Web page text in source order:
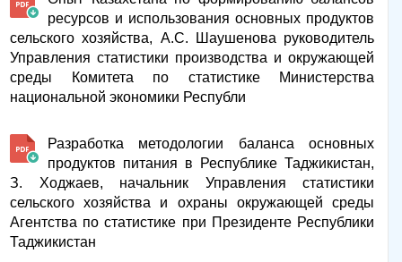
ресурсов и использования основных продуктов
сельского хозяйства, А.С. Шаушенова руководитель
Управления статистики производства и окружающей
среды Комитета по статистике Министерства
национальной экономики Республи
Разработка методологии баланса основных
продуктов питания в Республике Таджикистан,
З. Ходжаев, начальник Управления статистики
сельского хозяйства и охраны окружающей среды
Агентства по статистике при Президенте Республики
Таджикистан